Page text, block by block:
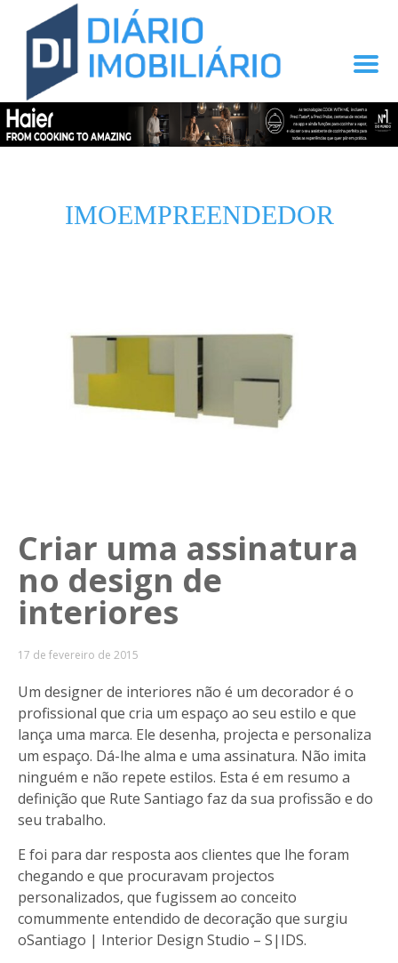
IMOEMPREENDEDOR
Criar uma assinatura
no design de
interiores
17 de fevereiro de 2015
Um designer de interiores não é um decorador é o
profissional que cria um espaço ao seu estilo e que
lança uma marca. Ele desenha, projecta e personaliza
um espaço. Dá-lhe alma e uma assinatura. Não imita
ninguém e não repete estilos. Esta é em resumo a
definição que Rute Santiago faz da sua profissão e do
seu trabalho.
E foi para dar resposta aos clientes que lhe foram
chegando e que procuravam projectos
personalizados, que fugissem ao conceito
comummente entendido de decoração que surgiu
oSantiago | Interior Design Studio – S|IDS.